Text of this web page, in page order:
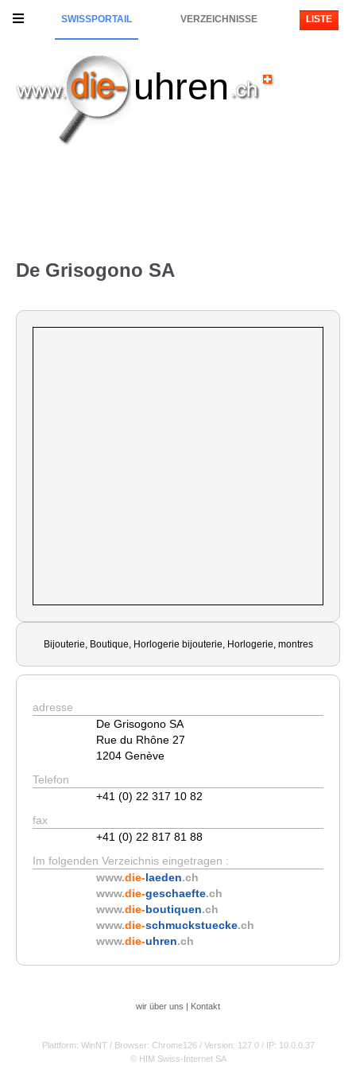
SWISSPORTAIL VERZEICHNISSE LISTE
uhren
De Grisogono SA
Bijouterie, Boutique, Horlogerie bijouterie, Horlogerie, montres
adresse
De Grisogono SA
Rue du Rhône 27
1204 Genève
Telefon
+41 (0) 22 317 10 82
fax
+41 (0) 22 817 81 88
Im folgenden Verzeichnis eingetragen :
www.die-laeden.ch
www.die-geschaefte.ch
www.die-boutiquen.ch
www.die-schmuckstuecke.ch
www.die-uhren.ch
wir über uns | Kontakt
Plattform: WinNT / Browser: Chrome126 / Version: 127.0 / IP: 10.0.0.37
© HIM Swiss-Internet SA